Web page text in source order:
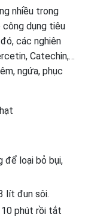
nhiều trong
dụng tiêu
các nghiên
Catechin,…
ngứa, phục
để loại bỏ bụi,
lít đun sôi.
10 phút rồi tắt